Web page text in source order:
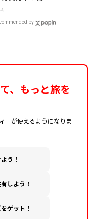
は「ドラえも
別カバー付き
by
、もっと旅を
」が使えるようになりま
う！
しよう！
ゲット！